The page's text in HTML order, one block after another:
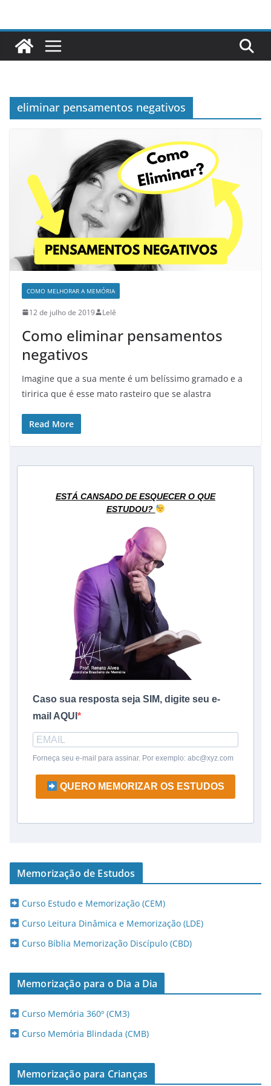
conteúdo
eliminar pensamentos negativos
COMO MELHORAR A MEMÓRIA
12 de julho de 2019 Lelê
Como eliminar pensamentos
negativos
Imagine que a sua mente é um belíssimo gramado e a
tiririca que é esse mato rasteiro que se alastra
Read More
ESTÁ CANSADO DE ESQUECER O QUE
ESTUDOU?
Caso sua resposta seja SIM, digite seu e-
mail AQUI
Forneça seu e-mail para assinar. Por exemplo: abc@xyz.com
QUERO MEMORIZAR OS ESTUDOS
Memorização de Estudos
Curso Estudo e Memorização (CEM)
Curso Leitura Dinâmica e Memorização (LDE)
Curso Bíblia Memorização Discípulo (CBD)
Memorização para o Dia a Dia
Curso Memória 360º (CM3)
Curso Memória Blindada (CMB)
Memorização para Crianças